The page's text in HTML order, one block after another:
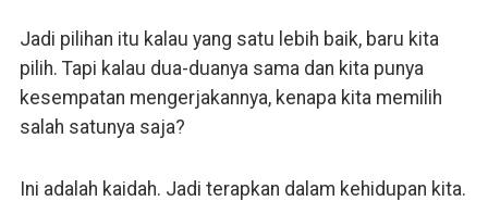
Jadi pilihan itu kalau yang satu lebih baik, baru kita
pilih. Tapi kalau dua-duanya sama dan kita punya
kesempatan mengerjakannya, kenapa kita memilih
salah satunya saja?
Ini adalah kaidah. Jadi terapkan dalam kehidupan kita.